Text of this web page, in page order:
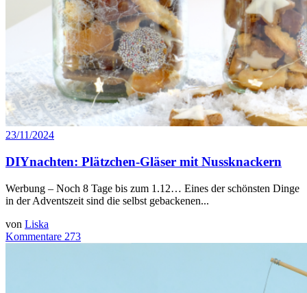
23/11/2024
DIYnachten: Plätzchen-Gläser mit Nussknackern
Werbung – Noch 8 Tage bis zum 1.12… Eines der schönsten Dinge
in der Adventszeit sind die selbst gebackenen...
von Liska
Kommentare 273